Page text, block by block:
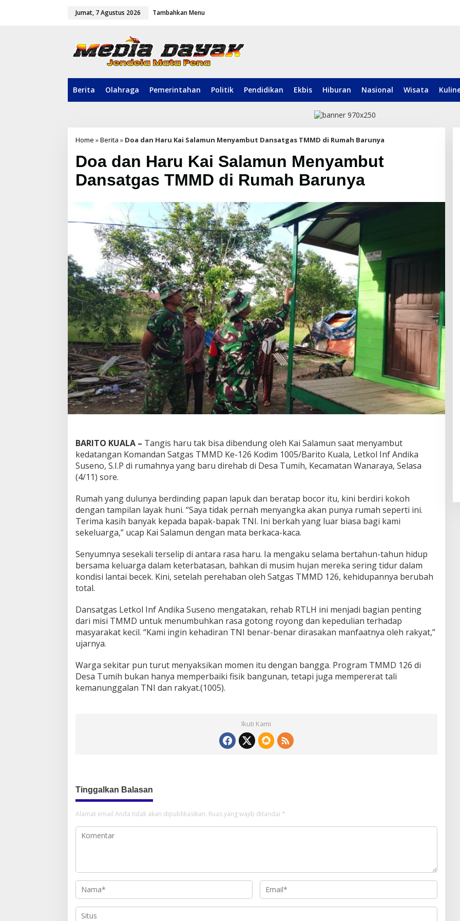
Jumat, 7 Agustus 2026 Tambahkan Menu
Berita Olahraga Pemerintahan Politik Pendidikan Ekbis Hiburan Nasional Wisata
Home »Berita » Doa dan Haru Kai Salamun Menyambut Dansatgas TMMD di Rumah Barunya
Doa dan Haru Kai Salamun Menyambut
Dansatgas TMMD di Rumah Barunya
BARITO KUALA – Tangis haru tak bisa dibendung oleh Kai Salamun saat menyambut
kedatangan Komandan Satgas TMMD Ke-126 Kodim 1005/Barito Kuala, Letkol Inf Andika
Suseno, S.I.P di rumahnya yang baru direhab di Desa Tumih, Kecamatan Wanaraya, Selasa
(4/11) sore.
Rumah yang dulunya berdinding papan lapuk dan beratap bocor itu, kini berdiri kokoh
dengan tampilan layak huni. “Saya tidak pernah menyangka akan punya rumah seperti ini.
Terima kasih banyak kepada bapak-bapak TNI. Ini berkah yang luar biasa bagi kami
sekeluarga,” ucap Kai Salamun dengan mata berkaca-kaca.
Senyumnya sesekali terselip di antara rasa haru. Ia mengaku selama bertahun-tahun hidup
bersama keluarga dalam keterbatasan, bahkan di musim hujan mereka sering tidur dalam
kondisi lantai becek. Kini, setelah perehaban oleh Satgas TMMD 126, kehidupannya berubah
total.
Dansatgas Letkol Inf Andika Suseno mengatakan, rehab RTLH ini menjadi bagian penting
dari misi TMMD untuk menumbuhkan rasa gotong royong dan kepedulian terhadap
masyarakat kecil. “Kami ingin kehadiran TNI benar-benar dirasakan manfaatnya oleh rakyat,”
ujarnya.
Warga sekitar pun turut menyaksikan momen itu dengan bangga. Program TMMD 126 di
Desa Tumih bukan hanya memperbaiki fisik bangunan, tetapi juga mempererat tali
kemanunggalan TNI dan rakyat.(1005).
Ikuti Kami
Tinggalkan Balasan
Alamat email Anda tidak akan dipublikasikan. Ruas yang wajib ditandai *